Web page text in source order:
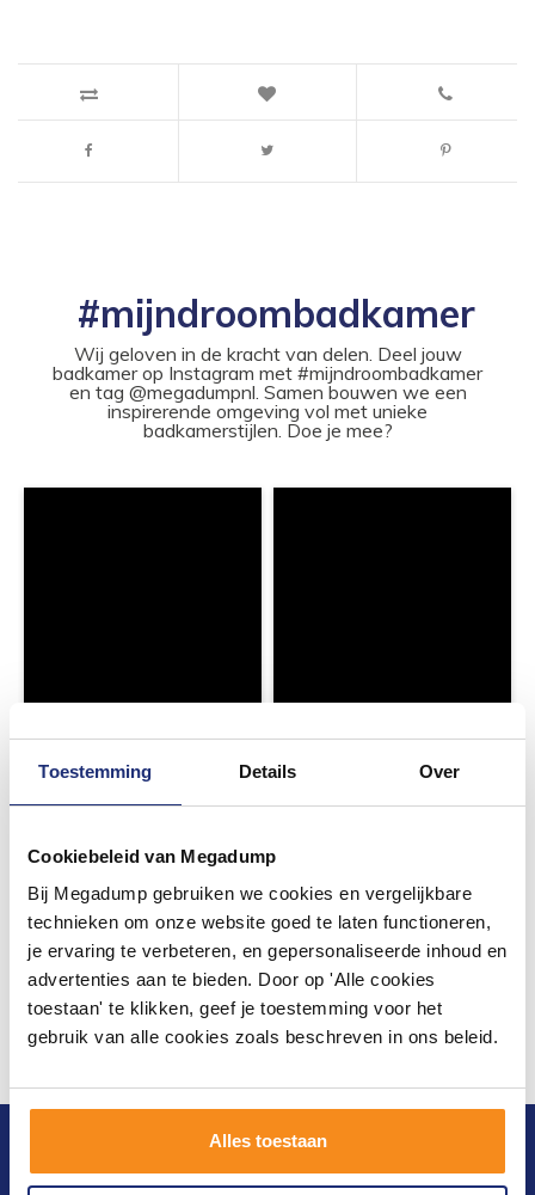
Toestemming Details Over
Cookiebeleid van Megadump
Bij Megadump gebruiken we cookies en vergelijkbare
technieken om onze website goed te laten functioneren,
je ervaring te verbeteren, en gepersonaliseerde inhoud en
advertenties aan te bieden. Door op 'Alle cookies
toestaan' te klikken, geef je toestemming voor het
gebruik van alle cookies zoals beschreven in ons beleid.
Alles toestaan
#mijndroombadkamer
Wij geloven in de kracht van delen. Deel jouw
badkamer op Instagram met #mijndroombadkamer
en tag @megadumpnl. Samen bouwen we een
inspirerende omgeving vol met unieke
badkamerstijlen. Doe je mee?
Blijf op de hoogte van het laatste nieuws en
ontwikkelingen